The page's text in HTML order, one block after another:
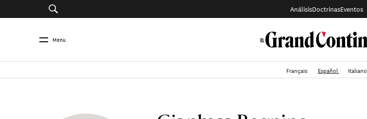
AnálisisDoctrinasEventos
Menu
Français Español Italiano